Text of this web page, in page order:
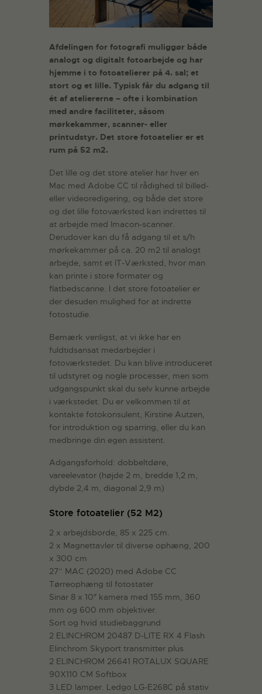
Afdelingen for fotografi muliggør både
analogt og digitalt fotoarbejde og har
hjemme i to fotoatelierer på 4. sal; et
stort og et lille. Typisk får du adgang til
ét af ateliererne – ofte i kombination
med andre faciliteter, såsom
mørkekammer, scanner- eller
printudstyr. Det store fotoatelier er et
rum på 52 m2.
Det lille og det store atelier har hver en
Mac med Adobe CC til rådighed til billed-
eller videoredigering, og både det store
og det lille fotoværksted kan indrettes til
at arbejde med Imacon-scanner.
Derudover kan du få adgang til et s/h
mørkekammer på ca. 20 m2 til analogt
arbejde, samt et IT-Værksted, hvor man
kan printe i store formater og
flatbedscanne. I det store fotoatelier er
der desuden mulighed for at indrette
fotostudie.
Bemærk venligst, at vi ikke har en
fuldtidsansat medarbejder i
fotoværkstedet. Du kan blive introduceret
til udstyret og nogle processer, men som
udgangspunkt skal du selv kunne arbejde
i værkstedet. Du er velkommen til at
kontakte fotokonsulent, Kirstine Autzen,
for introduktion og sparring, eller du kan
medbringe din egen assistent.
Adgangsforhold: dobbeltdøre,
vareelevator (højde 2 m, bredde 1,2 m,
dybde 2,4 m, diagonal 2,9 m)
Store fotoatelier (52 M2)
2 x arbejdsborde, 85 x 225 cm.
2 x Magnettavler til diverse ophæng, 200
x 300 cm
27” MAC (2020) med Adobe CC
Tørreophæng til fotostater
Sinar 8 x 10″ kamera med 155 mm, 360
mm og 600 mm objektiver.
Sort og hvid studiebaggrund
2 ELINCHROM 20487 D-LITE RX 4 Flash
Elinchrom Skyport transmitter plus
2 ELINCHROM 26641 ROTALUX SQUARE
90X110 CM Softbox
3 LED lamper. Ledgo LG-E268C på stativ